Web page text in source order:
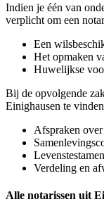
Indien je één van
verplicht om een
Een
Het opmaken
Huwelijkse
Bij de opvolgende
Einighausen te
Afspraken
Verdeling en
Alle notarissen uit